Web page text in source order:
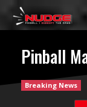
Pinball
Breaking News